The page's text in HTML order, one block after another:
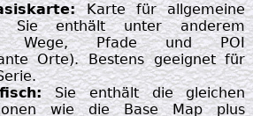
Karte für allgemeine
Sie enthält unter anderem
Wege, Pfade und POI
Orte). Bestens geeignet für
Sie enthält die gleichen
wie die Base Map plus